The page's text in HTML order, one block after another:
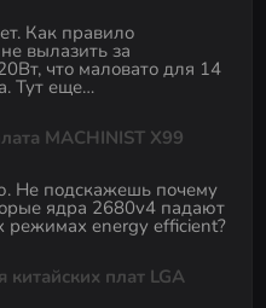
Как правило
вылазить за
что маловато для 14
Тут еще…
MACHINIST X99
Не подскажешь почему
ядра 2680v4 падают
energy efficient?
китайских плат LGA